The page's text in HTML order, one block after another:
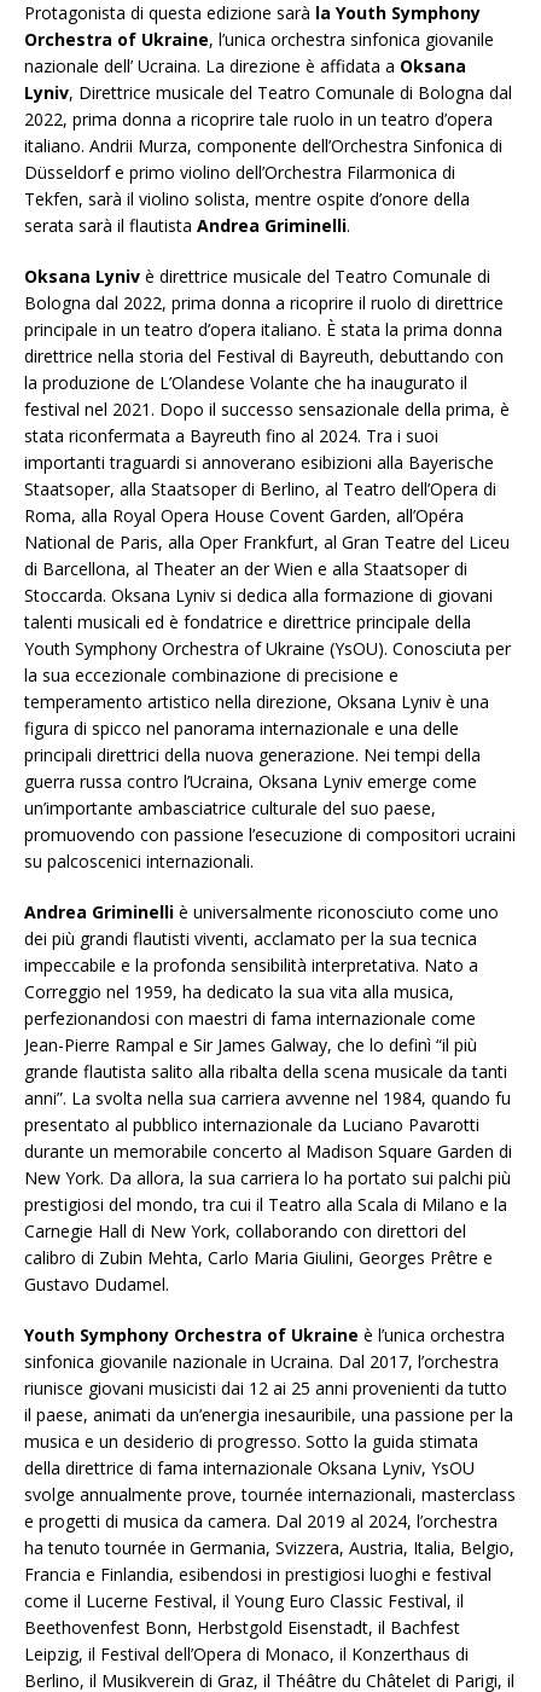
Protagonista di questa edizione sarà la Youth Symphony
Orchestra of Ukraine, l’unica orchestra sinfonica giovanile
nazionale dell’ Ucraina. La direzione è affidata a Oksana
Lyniv, Direttrice musicale del Teatro Comunale di Bologna dal
2022, prima donna a ricoprire tale ruolo in un teatro d’opera
italiano. Andrii Murza, componente dell’Orchestra Sinfonica di
Düsseldorf e primo violino dell’Orchestra Filarmonica di
Tekfen, sarà il violino solista, mentre ospite d’onore della
serata sarà il flautista Andrea Griminelli.
Oksana Lyniv è direttrice musicale del Teatro Comunale di
Bologna dal 2022, prima donna a ricoprire il ruolo di direttrice
principale in un teatro d’opera italiano. È stata la prima donna
direttrice nella storia del Festival di Bayreuth, debuttando con
la produzione de L’Olandese Volante che ha inaugurato il
festival nel 2021. Dopo il successo sensazionale della prima, è
stata riconfermata a Bayreuth fino al 2024. Tra i suoi
importanti traguardi si annoverano esibizioni alla Bayerische
Staatsoper, alla Staatsoper di Berlino, al Teatro dell’Opera di
Roma, alla Royal Opera House Covent Garden, all’Opéra
National de Paris, alla Oper Frankfurt, al Gran Teatre del Liceu
di Barcellona, al Theater an der Wien e alla Staatsoper di
Stoccarda. Oksana Lyniv si dedica alla formazione di giovani
talenti musicali ed è fondatrice e direttrice principale della
Youth Symphony Orchestra of Ukraine (YsOU). Conosciuta per
la sua eccezionale combinazione di precisione e
temperamento artistico nella direzione, Oksana Lyniv è una
figura di spicco nel panorama internazionale e una delle
principali direttrici della nuova generazione. Nei tempi della
guerra russa contro l’Ucraina, Oksana Lyniv emerge come
un’importante ambasciatrice culturale del suo paese,
promuovendo con passione l’esecuzione di compositori ucraini
su palcoscenici internazionali.
Andrea Griminelli è universalmente riconosciuto come uno
dei più grandi flautisti viventi, acclamato per la sua tecnica
impeccabile e la profonda sensibilità interpretativa. Nato a
Correggio nel 1959, ha dedicato la sua vita alla musica,
perfezionandosi con maestri di fama internazionale come
Jean-Pierre Rampal e Sir James Galway, che lo definì “il più
grande flautista salito alla ribalta della scena musicale da tanti
anni”. La svolta nella sua carriera avvenne nel 1984, quando fu
presentato al pubblico internazionale da Luciano Pavarotti
durante un memorabile concerto al Madison Square Garden di
New York. Da allora, la sua carriera lo ha portato sui palchi più
prestigiosi del mondo, tra cui il Teatro alla Scala di Milano e la
Carnegie Hall di New York, collaborando con direttori del
calibro di Zubin Mehta, Carlo Maria Giulini, Georges Prêtre e
Gustavo Dudamel.
Youth Symphony Orchestra of Ukraine è l’unica orchestra
sinfonica giovanile nazionale in Ucraina. Dal 2017, l’orchestra
riunisce giovani musicisti dai 12 ai 25 anni provenienti da tutto
il paese, animati da un’energia inesauribile, una passione per la
musica e un desiderio di progresso. Sotto la guida stimata
della direttrice di fama internazionale Oksana Lyniv, YsOU
svolge annualmente prove, tournée internazionali, masterclass
e progetti di musica da camera. Dal 2019 al 2024, l’orchestra
ha tenuto tournée in Germania, Svizzera, Austria, Italia, Belgio,
Francia e Finlandia, esibendosi in prestigiosi luoghi e festival
come il Lucerne Festival, il Young Euro Classic Festival, il
Beethovenfest Bonn, Herbstgold Eisenstadt, il Bachfest
Leipzig, il Festival dell’Opera di Monaco, il Konzerthaus di
Berlino, il Musikverein di Graz, il Théâtre du Châtelet di Parigi, il